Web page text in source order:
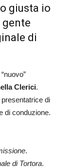
giusta io
gente
di
“nuovo”
Clerici.
presentatrice di
di conduzione.
.
di Tortora.